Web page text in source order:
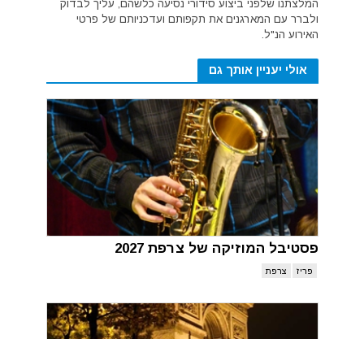
המלצתנו שלפני ביצוע סידורי נסיעה כלשהם, עליך לבדוק
ולברר עם המארגנים את תקפותם ועדכניותם של פרטי
האירוע הנ"ל.
אולי יעניין אותך גם
פסטיבל המוזיקה של צרפת 2027
פריז צרפת